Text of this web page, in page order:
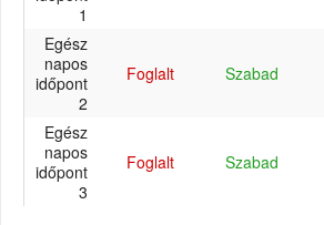
1
Egész
napos
időpont
2
Foglalt Szabad
Egész
napos
időpont
3
Foglalt Szabad